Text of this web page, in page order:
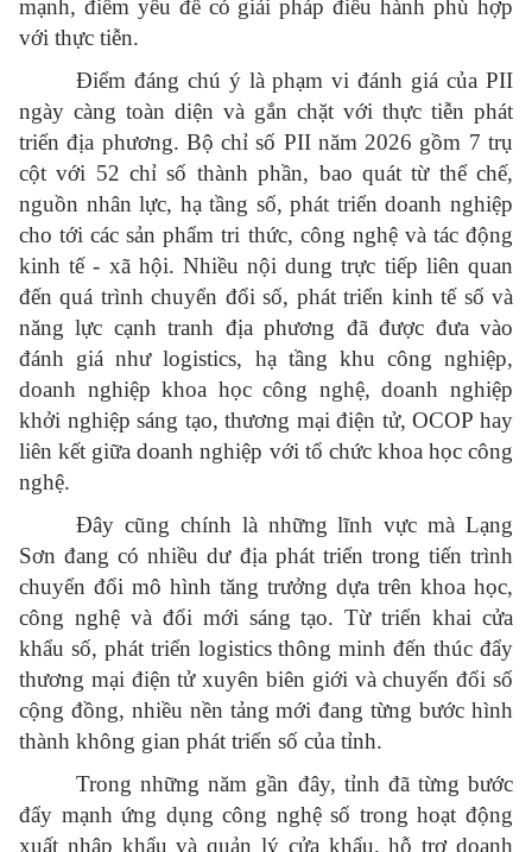
mạnh, điểm yếu để có giải pháp điều hành phù hợp
với thực tiễn.
Điểm đáng chú ý là phạm vi đánh giá của PII
ngày càng toàn diện và gắn chặt với thực tiễn phát
triển địa phương. Bộ chỉ số PII năm 2026 gồm 7 trụ
cột với 52 chỉ số thành phần, bao quát từ thể chế,
nguồn nhân lực, hạ tầng số, phát triển doanh nghiệp
cho tới các sản phẩm tri thức, công nghệ và tác động
kinh tế - xã hội. Nhiều nội dung trực tiếp liên quan
đến quá trình chuyển đổi số, phát triển kinh tế số và
năng lực cạnh tranh địa phương đã được đưa vào
đánh giá như logistics, hạ tầng khu công nghiệp,
doanh nghiệp khoa học công nghệ, doanh nghiệp
khởi nghiệp sáng tạo, thương mại điện tử, OCOP hay
liên kết giữa doanh nghiệp với tổ chức khoa học công
nghệ.
Đây cũng chính là những lĩnh vực mà Lạng
Sơn đang có nhiều dư địa phát triển trong tiến trình
chuyển đổi mô hình tăng trưởng dựa trên khoa học,
công nghệ và đổi mới sáng tạo. Từ triển khai cửa
khẩu số, phát triển logistics thông minh đến thúc đẩy
thương mại điện tử xuyên biên giới và chuyển đổi số
cộng đồng, nhiều nền tảng mới đang từng bước hình
thành không gian phát triển số của tỉnh.
Trong những năm gần đây, tỉnh đã từng bước
đẩy mạnh ứng dụng công nghệ số trong hoạt động
xuất nhập khẩu và quản lý cửa khẩu, hỗ trợ doanh